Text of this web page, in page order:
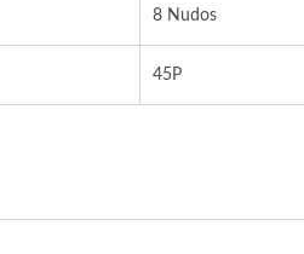
8 Nudos
45P